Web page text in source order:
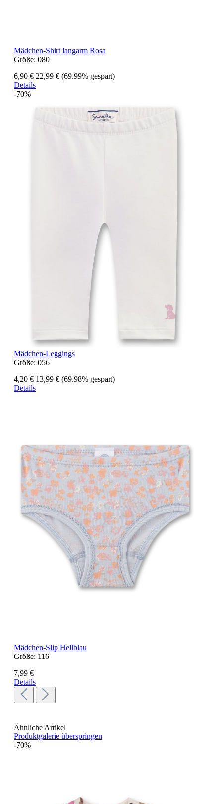
Mädchen-Shirt langarm Rosa
Größe: 080
6,90 € 22,99 € (69.99% gespart)
Details
-70%
Mädchen-Leggings
Größe: 056
4,20 € 13,99 € (69.98% gespart)
Details
Mädchen-Slip Hellblau
Größe: 116
7,99 €
Details
Ähnliche Artikel
Produktgalerie überspringen
-70%